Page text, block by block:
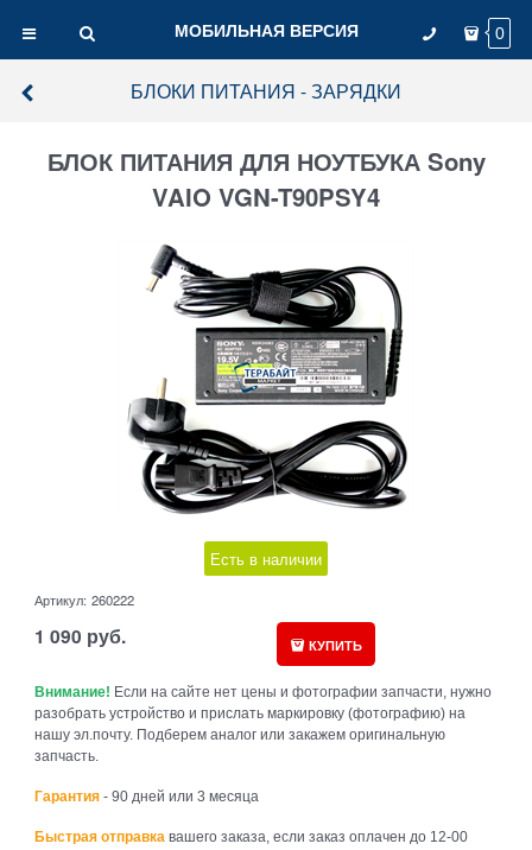
МОБИЛЬНАЯ ВЕРСИЯ 0
БЛОКИ ПИТАНИЯ - ЗАРЯДКИ
БЛОК ПИТАНИЯ ДЛЯ НОУТБУКА Sony
VAIO VGN-T90PSY4
Есть в наличии
Артикул: 260222
1 090 руб. КУПИТЬ
Внимание! Если на сайте нет цены и фотографии запчасти, нужно
разобрать устройство и прислать маркировку (фотографию) на
нашу эл.почту. Подберем аналог или закажем оригинальную
запчасть.
Гарантия - 90 дней или 3 месяца
Быстрая отправка вашего заказа, если заказ оплачен до 12-00